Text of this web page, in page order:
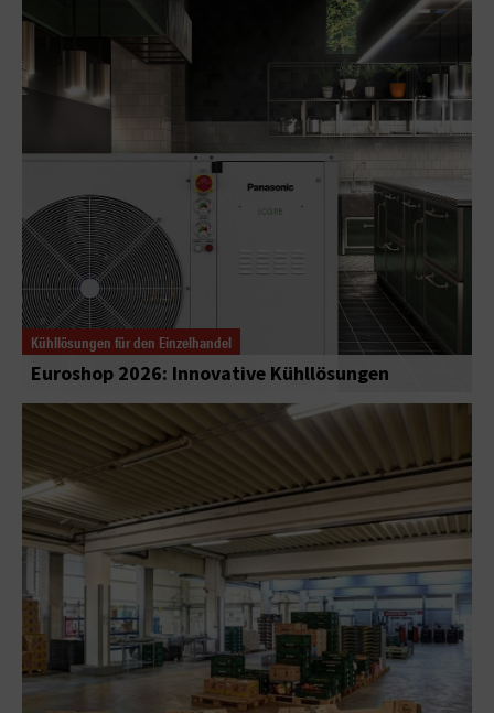
Kühllösungen für den Einzelhandel
Euroshop 2026: Innovative Kühllösungen